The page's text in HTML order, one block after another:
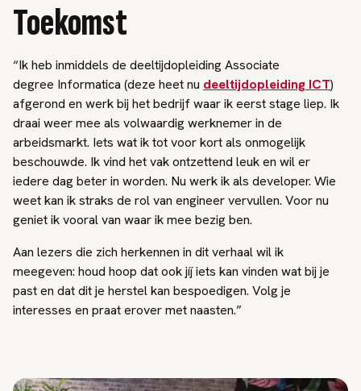
Toekomst
“Ik heb inmiddels de deeltijdopleiding Associate
degree Informatica (deze heet nu deeltijdopleiding ICT)
afgerond en werk bij het bedrijf waar ik eerst stage liep. Ik
draai weer mee als volwaardig werknemer in de
arbeidsmarkt. Iets wat ik tot voor kort als onmogelijk
beschouwde. Ik vind het vak ontzettend leuk en wil er
iedere dag beter in worden. Nu werk ik als developer. Wie
weet kan ik straks de rol van engineer vervullen. Voor nu
geniet ik vooral van waar ik mee bezig ben.
Aan lezers die zich herkennen in dit verhaal wil ik
meegeven: houd hoop dat ook jíj iets kan vinden wat bij je
past en dat dit je herstel kan bespoedigen. Volg je
interesses en praat erover met naasten.”